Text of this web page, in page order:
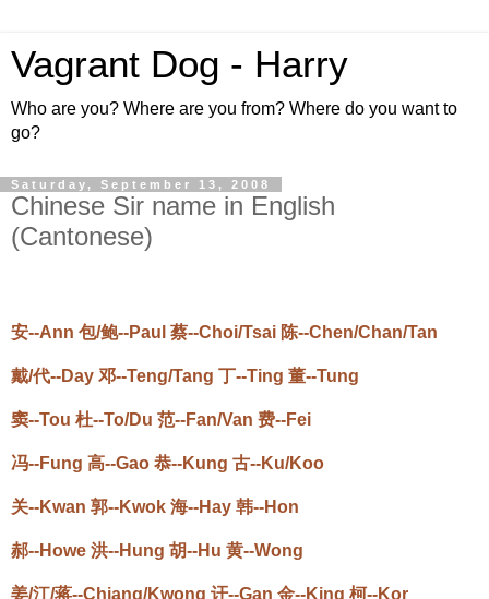
Vagrant Dog - Harry
Who are you? Where are you from? Where do you want to
go?
Saturday, September 13, 2008
Chinese Sir name in English
(Cantonese)
安--Ann 包/鲍--Paul 蔡--Choi/Tsai 陈--Chen/Chan/Tan
戴/代--Day 邓--Teng/Tang 丁--Ting 董--Tung
窦--Tou 杜--To/Du 范--Fan/Van 费--Fei
冯--Fung 高--Gao 恭--Kung 古--Ku/Koo
关--Kwan 郭--Kwok 海--Hay 韩--Hon
郝--Howe 洪--Hung 胡--Hu 黄--Wong
姜/江/蒋--Chiang/Kwong 讦--Gan 金--King 柯--Kor